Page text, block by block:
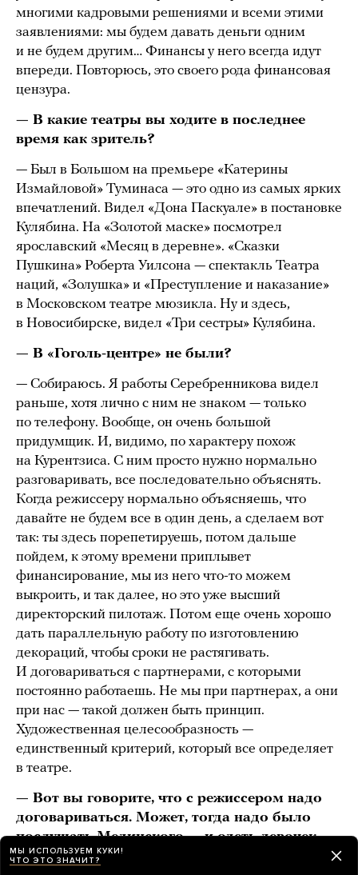
многими кадровыми решениями и всеми этими
заявлениями: мы будем давать деньги одним
и не будем другим… Финансы у него всегда идут
впереди. Повторюсь, это своего рода финансовая
цензура.
— В какие театры вы ходите в последнее
время как зритель?
— Был в Большом на премьере «Катерины
Измайловой» Туминаса — это одно из самых ярких
впечатлений. Видел «Дона Паскуале» в постановке
Кулябина. На «Золотой маске» посмотрел
ярославский «Месяц в деревне». «Сказки
Пушкина» Роберта Уилсона — спектакль Театра
наций, «Золушка» и «Преступление и наказание»
в Московском театре мюзикла. Ну и здесь,
в Новосибирске, видел «Три сестры» Кулябина.
— В «Гоголь-центре» не были?
— Собираюсь. Я работы Серебренникова видел
раньше, хотя лично с ним не знаком — только
по телефону. Вообще, он очень большой
придумщик. И, видимо, по характеру похож
на Курентзиса. С ним просто нужно нормально
разговаривать, все последовательно объяснять.
Когда режиссеру нормально объясняешь, что
давайте не будем все в один день, а сделаем вот
так: ты здесь порепетируешь, потом дальше
пойдем, к этому времени приплывет
финансирование, мы из него что-то можем
выкроить, и так далее, но это уже высший
директорский пилотаж. Потом еще очень хорошо
дать параллельную работу по изготовлению
декораций, чтобы сроки не растягивать.
И договариваться с партнерами, с которыми
постоянно работаешь. Не мы при партнерах, а они
при нас — такой должен быть принцип.
Художественная целесообразность —
единственный критерий, который все определяет
в театре.
— Вот вы говорите, что с режиссером надо
договариваться. Может, тогда надо было
послушать Мединского — и одеть девочек
в первом акте «Тангейзера», а Иисуса
МЫ ИСПОЛЬЗУЕМ КУКИ!
ЧТО ЭТО ЗНАЧИТ?